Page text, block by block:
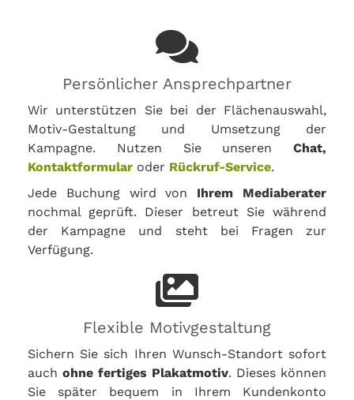
Persönlicher Ansprechpartner
Wir unterstützen Sie bei der Flächenauswahl,
Motiv-Gestaltung und Umsetzung der
Kampagne. Nutzen Sie unseren Chat,
Kontaktformular oder Rückruf-Service.
Jede Buchung wird von Ihrem Mediaberater
nochmal geprüft. Dieser betreut Sie während
der Kampagne und steht bei Fragen zur
Verfügung.
Flexible Motivgestaltung
Sichern Sie sich Ihren Wunsch-Standort sofort
auch ohne fertiges Plakatmotiv. Dieses können
Sie später bequem in Ihrem Kundenkonto